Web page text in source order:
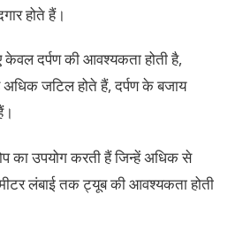
होते हैं।
केवल दर्पण की आवश्यकता होती है,
जटिल होते हैं, दर्पण के बजाय
का उपयोग करती हैं जिन्हें अधिक से
लंबाई तक ट्यूब की आवश्यकता होती